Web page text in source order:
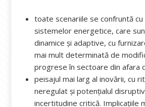
toate scenariile se confruntă
sistemelor energetice, care
dinamice și adaptive, cu
mai mult determinată de
progrese în sectoare din afara
peisajul mai larg al inovării, cu
neregulat și potențialul
incertitudine critică. Implicațiile